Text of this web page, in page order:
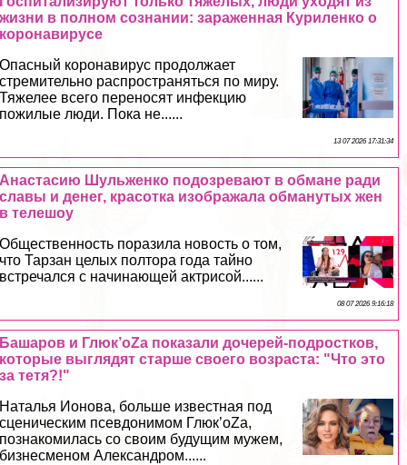
жизни в полном сознании: зараженная Куриленко о
коронавирусе
Опасный коронавирус продолжает
стремительно распространяться по миру.
Тяжелее всего переносят инфекцию
пожилые люди. Пока не......
13 07 2026 17:31:34
Анастасию Шульженко подозревают в обмане ради
славы и денег, красотка изображала обманутых жен
в телешоу
Общественность поразила новость о том,
что Тарзан целых полтора года тайно
встречался с начинающей актрисой......
08 07 2026 9:16:18
Башаров и Глюк’oZa показали дочерей-подростков,
которые выглядят старше своего возраста: "Что это
за тетя?!"
Наталья Ионова, больше известная под
сценическим псевдонимом Глюк’oZa,
познакомилась со своим будущим мужем,
бизнесменом Александром......